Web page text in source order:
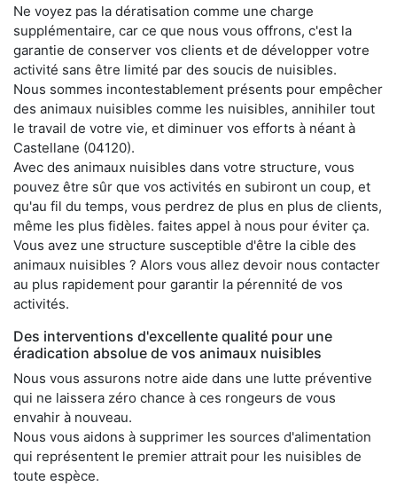
Ne voyez pas la dératisation comme une charge
supplémentaire, car ce que nous vous offrons, c'est la
garantie de conserver vos clients et de développer votre
activité sans être limité par des soucis de nuisibles.
Nous sommes incontestablement présents pour empêcher
des animaux nuisibles comme les nuisibles, annihiler tout
le travail de votre vie, et diminuer vos efforts à néant à
Castellane (04120).
Avec des animaux nuisibles dans votre structure, vous
pouvez être sûr que vos activités en subiront un coup, et
qu'au fil du temps, vous perdrez de plus en plus de clients,
même les plus fidèles. faites appel à nous pour éviter ça.
Vous avez une structure susceptible d'être la cible des
animaux nuisibles ? Alors vous allez devoir nous contacter
au plus rapidement pour garantir la pérennité de vos
activités.
Des interventions d'excellente qualité pour une
éradication absolue de vos animaux nuisibles
Nous vous assurons notre aide dans une lutte préventive
qui ne laissera zéro chance à ces rongeurs de vous
envahir à nouveau.
Nous vous aidons à supprimer les sources d'alimentation
qui représentent le premier attrait pour les nuisibles de
toute espèce.